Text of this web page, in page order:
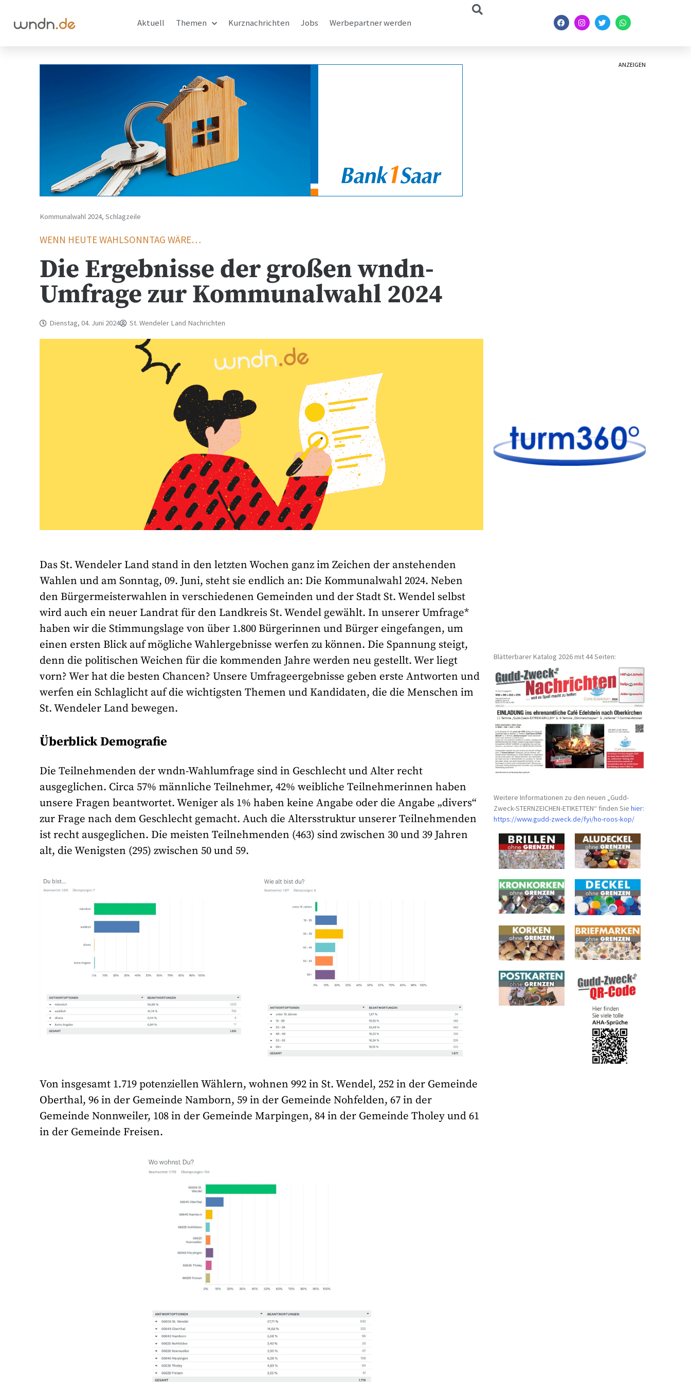
Aktuell Themen Kurznachrichten Jobs Werbepartner werden
Kommunalwahl 2024,Schlagzeile
WENN HEUTE WAHLSONNTAG WÄRE…
Die Ergebnisse der großen wndn-
Umfrage zur Kommunalwahl 2024
Dienstag, 04. Juni 2024 St. Wendeler Land Nachrichten
Das St. Wendeler Land stand in den letzten Wochen ganz im Zeichen der anstehenden
Wahlen und am Sonntag, 09. Juni, steht sie endlich an: Die Kommunalwahl 2024. Neben
den Bürgermeisterwahlen in verschiedenen Gemeinden und der Stadt St. Wendel selbst
wird auch ein neuer Landrat für den Landkreis St. Wendel gewählt. In unserer Umfrage*
haben wir die Stimmungslage von über 1.800 Bürgerinnen und Bürger eingefangen, um
einen ersten Blick auf mögliche Wahlergebnisse werfen zu können. Die Spannung steigt,
denn die politischen Weichen für die kommenden Jahre werden neu gestellt. Wer liegt
vorn? Wer hat die besten Chancen? Unsere Umfrageergebnisse geben erste Antworten und
werfen ein Schlaglicht auf die wichtigsten Themen und Kandidaten, die die Menschen im
St. Wendeler Land bewegen.
Überblick Demografie
Die Teilnehmenden der wndn-Wahlumfrage sind in Geschlecht und Alter recht
ausgeglichen. Circa 57% männliche Teilnehmer, 42% weibliche Teilnehmerinnen haben
unsere Fragen beantwortet. Weniger als 1% haben keine Angabe oder die Angabe „divers“
zur Frage nach dem Geschlecht gemacht. Auch die Altersstruktur unserer Teilnehmenden
ist recht ausgeglichen. Die meisten Teilnehmenden (463) sind zwischen 30 und 39 Jahren
alt, die Wenigsten (295) zwischen 50 und 59.
Von insgesamt 1.719 potenziellen Wählern, wohnen 992 in St. Wendel, 252 in der Gemeinde
Oberthal, 96 in der Gemeinde Namborn, 59 in der Gemeinde Nohfelden, 67 in der
Gemeinde Nonnweiler, 108 in der Gemeinde Marpingen, 84 in der Gemeinde Tholey und 61
in der Gemeinde Freisen.
ANZEIGEN
Blätterbarer Katalog 2026 mit 44 Seiten:
Weitere Informationen zu den neuen „Gudd-
Zweck-STERNZEICHEN-ETIKETTEN“ finden Siehier:
https://www.gudd-zweck.de/fyi/ho-roos-kop/